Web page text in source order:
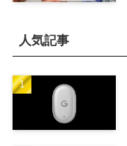
人気記事